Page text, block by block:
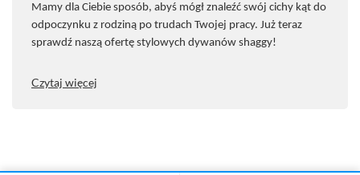
Mamy dla Ciebie sposób, abyś mógł znaleźć swój cichy kąt do
odpoczynku z rodziną po trudach Twojej pracy. Już teraz
sprawdź naszą ofertę stylowych dywanów shaggy!
Czytaj więcej